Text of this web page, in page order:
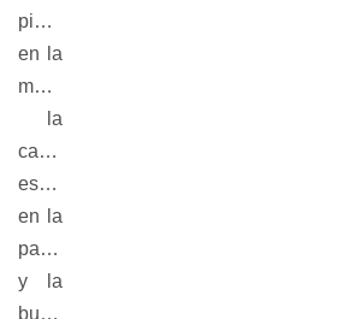
pierde
en la
multitud,
la
carne
espera
en la
parrilla
y la
buena